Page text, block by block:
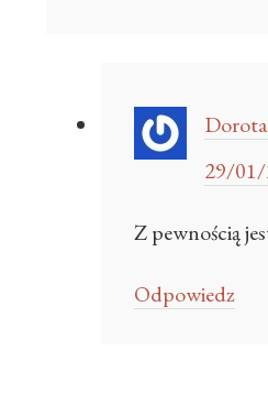
29/01/
Z pewnością
Odpowiedz